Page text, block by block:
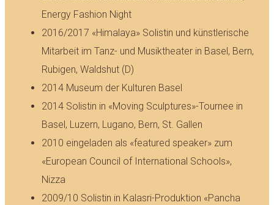
Energy Fashion Night
2016/2017 «Himalaya» Solistin und künstlerische
Mitarbeit im Tanz- und Musiktheater in Basel, Bern,
Rubigen, Waldshut (D)
2014 Museum der Kulturen Basel
2014 Solistin in «Moving Sculptures»-Tournee in
Basel, Luzern, Lugano, Bern, St. Gallen
2010 eingeladen als «featured speaker» zum
«European Council of International Schools»,
Nizza
2009/10 Solistin in Kalasri-Produktion «Pancha